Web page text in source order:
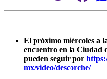
El próximo miércoles a
encuentro en la Ciudad
pueden seguir por
mx/video/descorche/